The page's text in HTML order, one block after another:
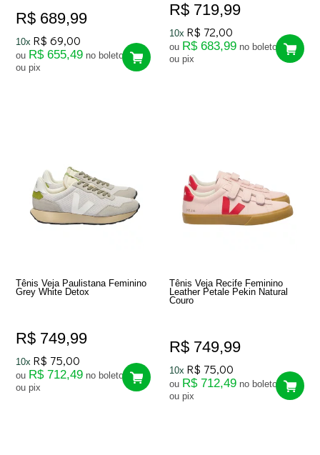
R$ 689,99
10x R$ 69,00
ou R$ 655,49 no boleto
ou pix
R$ 719,99
10x R$ 72,00
ou R$ 683,99 no boleto
ou pix
Tênis Veja Paulistana Feminino
Grey White Detox
R$ 749,99
10x R$ 75,00
ou R$ 712,49 no boleto
ou pix
Tênis Veja Recife Feminino
Leather Petale Pekin Natural
Couro
R$ 749,99
10x R$ 75,00
ou R$ 712,49 no boleto
ou pix